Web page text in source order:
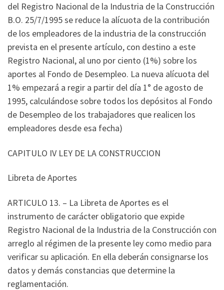
del Registro Nacional de la Industria de la Construcción
B.O. 25/7/1995 se reduce la alícuota de la contribución
de los empleadores de la industria de la construcción
prevista en el presente artículo, con destino a este
Registro Nacional, al uno por ciento (1%) sobre los
aportes al Fondo de Desempleo. La nueva alícuota del
1% empezará a regir a partir del día 1° de agosto de
1995, calculándose sobre todos los depósitos al Fondo
de Desempleo de los trabajadores que realicen los
empleadores desde esa fecha)
CAPITULO IV LEY DE LA CONSTRUCCION
Libreta de Aportes
ARTICULO 13. – La Libreta de Aportes es el
instrumento de carácter obligatorio que expide
Registro Nacional de la Industria de la Construcción con
arreglo al régimen de la presente ley como medio para
verificar su aplicación. En ella deberán consignarse los
datos y demás constancias que determine la
reglamentación.